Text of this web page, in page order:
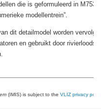
die is geformuleerd in
modellentrein”.
dit detailmodel worden
en gebruikt door
(IMIS) is subject to the VLIZ privacy